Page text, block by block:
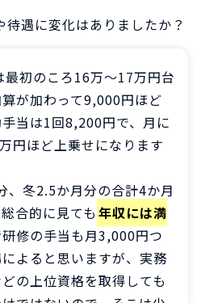
待遇に変化はありましたか？
最初のころ16万～17万円台
が加わって9,000円ほど
当は1回8,200円で、月に
円ほど上乗せになります
、冬2.5か月分の合計4か月
合的に見ても 年収には満
修の手当も月3,000円つ
よると思いますが、実務
の上位資格を取得しても